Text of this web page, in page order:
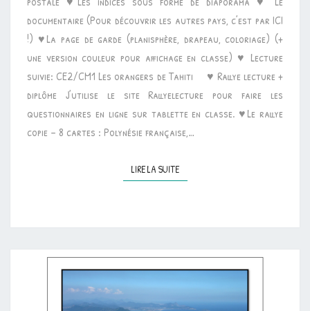
documentaire (Pour découvrir les autres pays, c’est par ICI
!) ♥La page de garde (planisphère, drapeau, coloriage) (+
une version couleur pour affichage en classe) ♥ Lecture
suivie: CE2/CM1 Les orangers de Tahiti ♥ Rallye lecture +
diplôme J’utilise le site Rallyelecture pour faire les
questionnaires en ligne sur tablette en classe. ♥Le rallye
copie – 8 cartes : Polynésie française,…
LIRE LA SUITELIRE LA SUITE